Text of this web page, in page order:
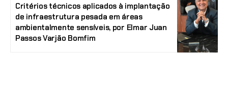
Critérios técnicos aplicados à implantação
de infraestrutura pesada em áreas
ambientalmente sensíveis, por Elmar Juan
Passos Varjão Bomfim